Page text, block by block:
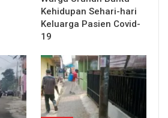
Kehidupan Sehari-hari
Keluarga Pasien Covid-
19